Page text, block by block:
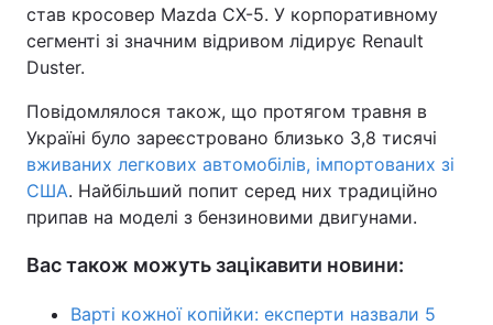
став кросовер Mazda CX-5. У корпоративному
сегменті зі значним відривом лідирує Renault
Duster.
Повідомлялося також, що протягом травня в
Україні було зареєстровано близько 3,8 тисячі
вживаних легкових автомобілів, імпортованих зі
США. Найбільший попит серед них традиційно
припав на моделі з бензиновими двигунами.
Вас також можуть зацікавити новини:
Варті кожної копійки: експерти назвали 5